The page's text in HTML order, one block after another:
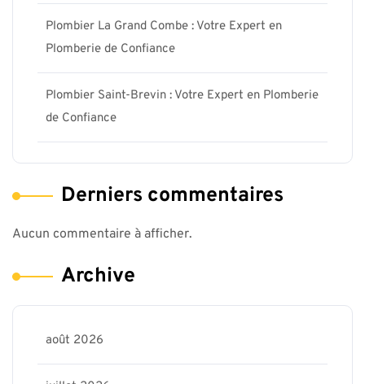
Plombier La Grand Combe : Votre Expert en
Plomberie de Confiance
Plombier Saint-Brevin : Votre Expert en Plomberie
de Confiance
Derniers commentaires
Aucun commentaire à afficher.
Archive
août 2026